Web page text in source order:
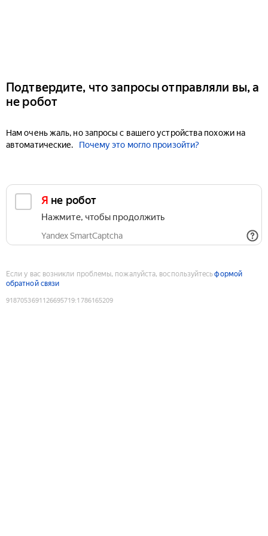
Подтвердите, что запросы отправляли вы, а
не робот
Нам очень жаль, но запросы с вашего устройства похожи на
автоматические.
Почему это могло произойти?
Я не робот
Нажмите, чтобы продолжить
Yandex SmartCaptcha
Если у вас возникли проблемы, пожалуйста, воспользуйтесьформой
обратной связи
9187053691126695719:1786165209